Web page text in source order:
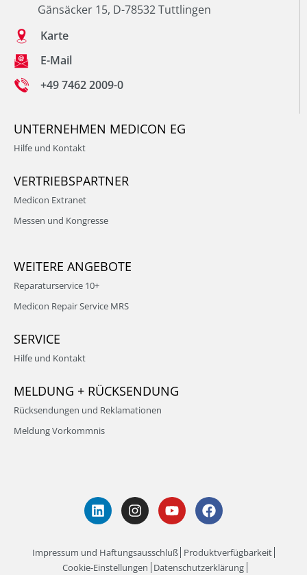
Gänsäcker 15, D-78532 Tuttlingen
Karte
E-Mail
+49 7462 2009-0
UNTERNEHMEN MEDICON EG
Hilfe und Kontakt
VERTRIEBSPARTNER
Medicon Extranet
Messen und Kongresse
WEITERE ANGEBOTE
Reparaturservice 10+
Medicon Repair Service MRS
SERVICE
Hilfe und Kontakt
MELDUNG + RÜCKSENDUNG
Rücksendungen und Reklamationen
Meldung Vorkommnis
Impressum und Haftungsausschluß Produktverfügbarkeit
Cookie-Einstellungen Datenschutzerklärung